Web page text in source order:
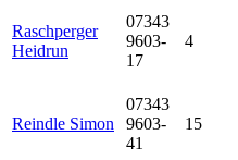
Raschperger
Heidrun
07343
9603-
17
4
Reindle Simon
07343
9603-
41
15